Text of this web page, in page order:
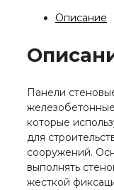
Описание
Панели
которые
для
сооружений.
выполнять
жесткой